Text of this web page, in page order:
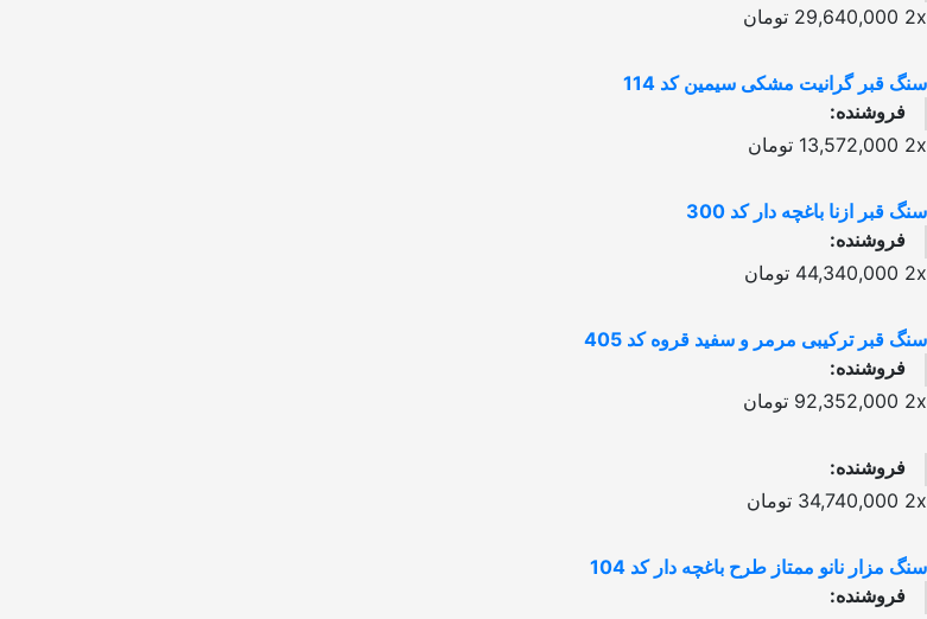
2x
29,640,000 تومان
سنگ قبر گرانیت مشکی سیمین کد 114
فروشنده:
2x
13,572,000 تومان
سنگ قبر ازنا باغچه دار کد 300
فروشنده:
2x
44,340,000 تومان
سنگ قبر ترکیبی مرمر و سفید قروه کد 405
فروشنده:
2x
92,352,000 تومان
فروشنده:
2x
34,740,000 تومان
سنگ مزار نانو ممتاز طرح باغچه دار کد 104
فروشنده: